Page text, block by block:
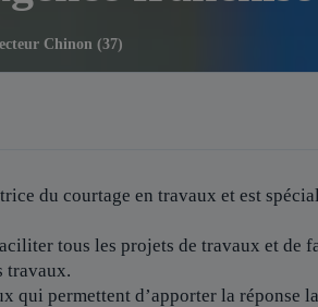
Chinon (37)
du courtage en travaux et est
tous les projets de travaux et de
travaux.
qui permettent d’apporter la réponse